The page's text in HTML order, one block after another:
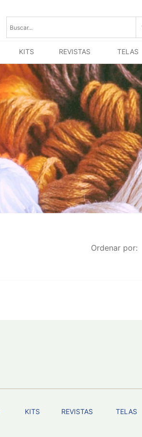
KITS REVISTAS TELAS
Ordenar por:
KITS REVISTAS TELAS